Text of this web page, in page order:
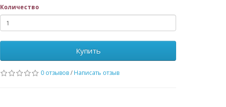
Количество
Купить
0 отзывов/ Написать отзыв